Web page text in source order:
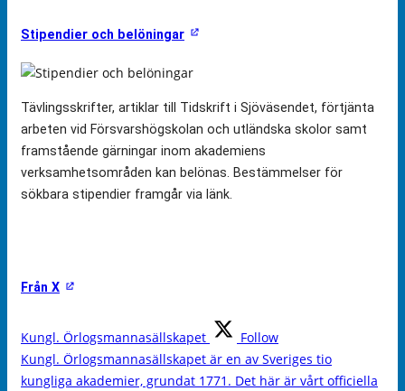
Stipendier och belöningar
Tävlingsskrifter, artiklar till Tidskrift i Sjöväsendet, förtjänta
arbeten vid Försvarshögskolan och utländska skolor samt
framstående gärningar inom akademiens
verksamhetsområden kan belönas. Bestämmelser för
sökbara stipendier framgår via länk.
Från X
Kungl. Örlogsmannasällskapet
Follow
Kungl. Örlogsmannasällskapet är en av Sveriges tio
kungliga akademier, grundat 1771. Det här är vårt officiella